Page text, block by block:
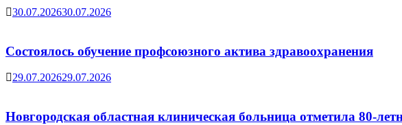
30.07.202630.07.2026
Состоялось обучение профсоюзного актива здравоохранения
29.07.202629.07.2026
Новгородская областная клиническая больница отметила 80-